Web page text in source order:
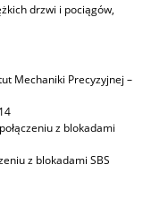
drzwi i pociągów,
Mechaniki Precyzyjnej –
z blokadami
z blokadami SBS